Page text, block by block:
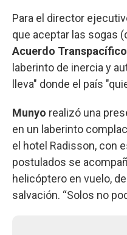
Para el director
que aceptar las sogas
Acuerdo Transpacífico
laberinto de inercia y
lleva" donde el país
Munyo realizó una
en un laberinto
el hotel Radisson, con
postulados se
helicóptero en vuelo,
salvación. “Solos no